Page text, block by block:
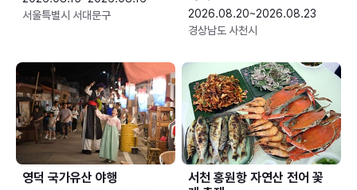
서울특별시 서대문구
2026.08.20~2026.08.23
경상남도 사천시
영덕 국가유산 야행
서천 홍원항 자연산 전어 꽃